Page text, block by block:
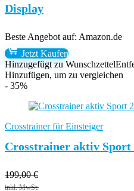
Display
Beste Angebot auf: Amazon.de
Jetzt Kaufen
Hinzugefügt zu Wunschzettel
Hinzufügen, um zu vergleichen
- 35%
Crosstrainer für Einsteiger
Crosstrainer aktiv Sport
199,00€